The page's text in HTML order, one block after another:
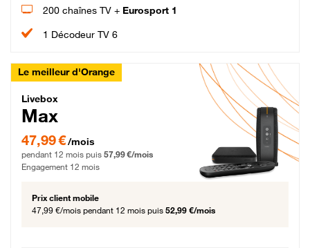
200 chaînes TV + Eurosport 1
1 Décodeur TV 6
Le meilleur d'Orange
Livebox Max Fibre
Livebox
Max
47,99 € par mois pendant 12 mois puis 57,99 € par mois, Engagement 12 mois
47,99 €/mois
pendant 12 mois puis 57,99 €/mois
Engagement 12 mois
Prix client mobile
47,99 €/mois pendant 12 mois puis 52,99 €/mois